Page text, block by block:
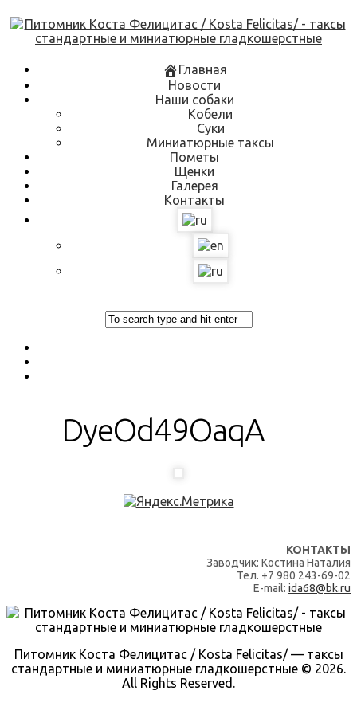
Skip
to
content
Главная
Новости
Наши собаки
Кобели
Суки
Миниатюрные таксы
Пометы
Щенки
Галерея
Контакты
DyeOd49OaqA
КОНТАКТЫ
Заводчик: Костина Наталия
Тел. +7 980 243-69-02
E-mail: ida68@bk.ru
Питомник Коста Фелицитас / Kosta Felicitas/ — таксы
стандартные и миниатюрные гладкошерстные © 2026.
All Rights Reserved.